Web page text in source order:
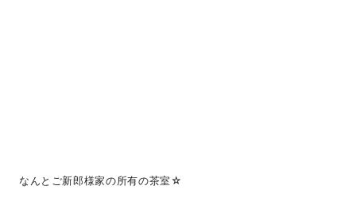
なんとご新郎様家の所有の茶室☆